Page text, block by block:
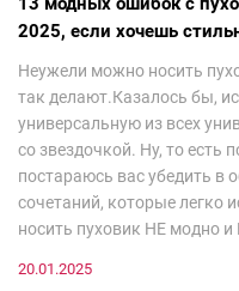
2025, если хочешь
Неужели можно носить
так делают.Казалось бы,
универсальную из всех
со звездочкой. Ну, то есть
постараюсь вас убедить в
сочетаний, которые легко
носить пуховик НЕ модно и
20.01.2025